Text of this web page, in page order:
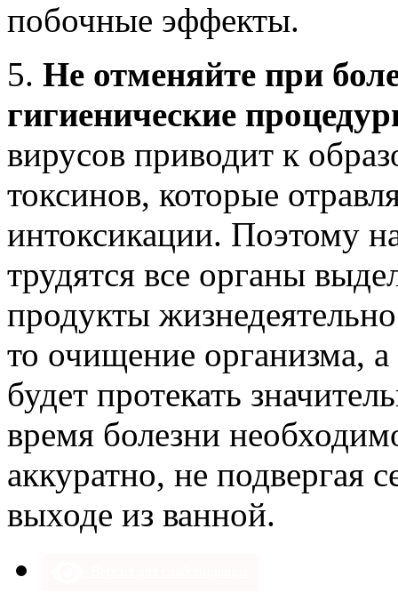
побочные эффекты.
5. Не отменяйте при
гигиенические
вирусов приводит к
токсинов, которые
интоксикации. Поэтому
трудятся все органы
продукты
то очищение организма,
будет протекать
время болезни
аккуратно, не подвергая
выходе из ванной.